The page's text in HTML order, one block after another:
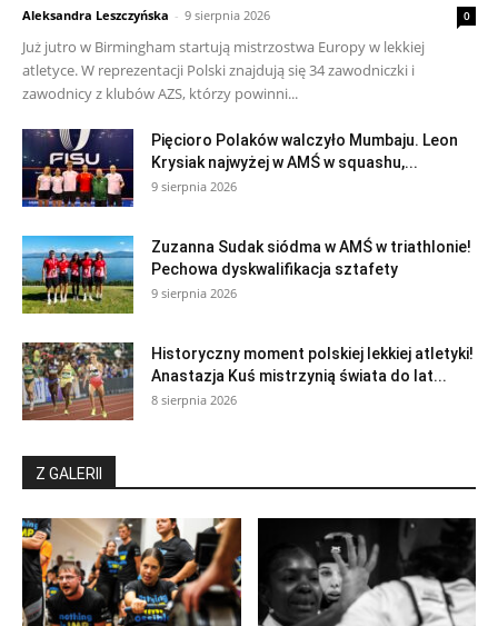
Aleksandra Leszczyńska - 9 sierpnia 2026 0
Już jutro w Birmingham startują mistrzostwa Europy w lekkiej
atletyce. W reprezentacji Polski znajdują się 34 zawodniczki i
zawodnicy z klubów AZS, którzy powinni...
Pięcioro Polaków walczyło Mumbaju. Leon
Krysiak najwyżej w AMŚ w squashu,...
9 sierpnia 2026
Zuzanna Sudak siódma w AMŚ w triathlonie!
Pechowa dyskwalifikacja sztafety
9 sierpnia 2026
Historyczny moment polskiej lekkiej atletyki!
Anastazja Kuś mistrzynią świata do lat...
8 sierpnia 2026
Z GALERII